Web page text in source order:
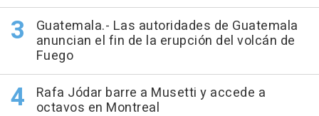
Guatemala.- Las autoridades de Guatemala
anuncian el fin de la erupción del volcán de
Fuego
Rafa Jódar barre a Musetti y accede a
octavos en Montreal